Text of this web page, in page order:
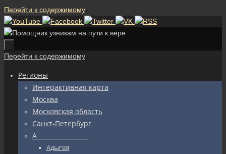
Перейти к содержимому
Перейти к содержимому
Регионы
Интерактивная карта
Москва
Московская область
Санкт-Петербург
А_________________
Адыгея